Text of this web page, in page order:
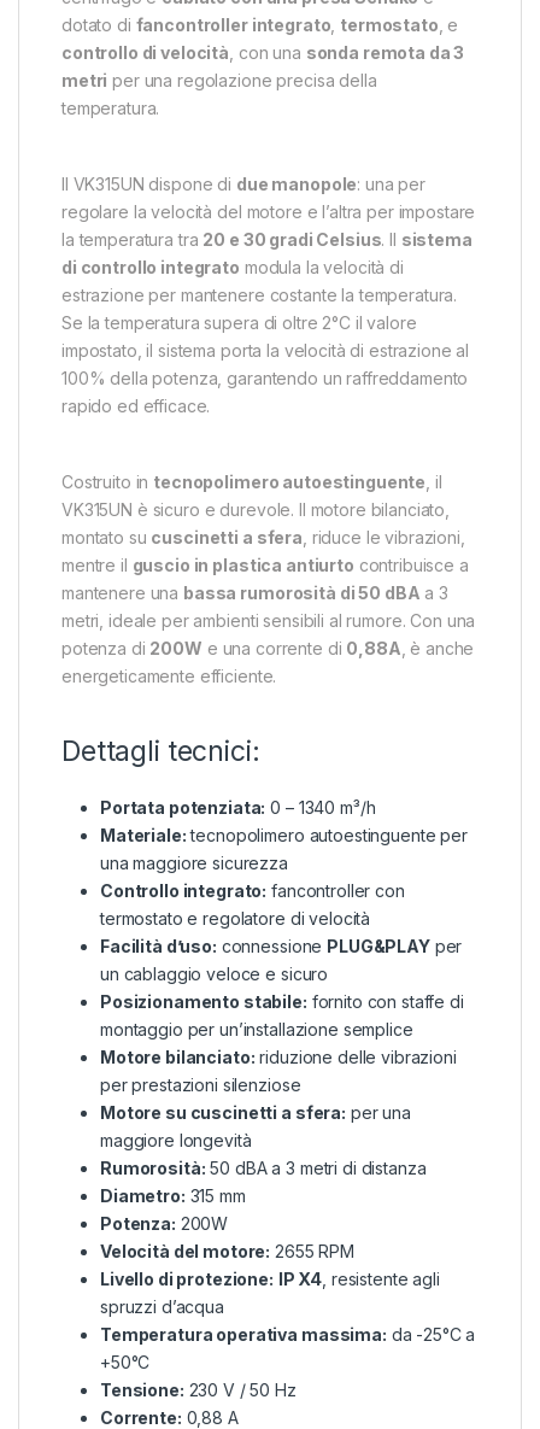
dotato di fancontroller integrato termostato , e
controllo di velocità , con una sonda remota da 3
metri per una regolazione precisa della
temperatura.
Il VK315UN dispone di due manopole: una per
regolare la velocità del motore e l’altra per impostare
la temperatura tra 20 e 30 gradi Celsius. Il sistema
di controllo integrato modula la velocità di
estrazione per mantenere costante la temperatura.
Se la temperatura supera di oltre 2°C il valore
impostato, il sistema porta la velocità di estrazione al
100% della potenza, garantendo un raffreddamento
rapido ed efficace.
Costruito in tecnopolimero autoestinguente , il
VK315UN è sicuro e durevole. Il motore bilanciato,
montato su cuscinetti a sfera , riduce le vibrazioni,
mentre il guscio in plastica antiurto contribuisce a
mantenere una bassa rumorosità di 50 dBA a 3
metri, ideale per ambienti sensibili al rumore. Con una
potenza di 200W e una corrente di 0,88A , è anche
energeticamente efficiente.
Dettagli tecnici:
Portata potenziata: 0 – 1340 m³/h
Materiale:tecnopolimero autoestinguente per
una maggiore sicurezza
Controllo integrato: fancontroller con
termostato e regolatore di velocità
Facilità d’uso: connessione PLUG&PLAYper
un cablaggio veloce e sicuro
Posizionamento stabile: fornito con staffe di
montaggio per un’installazione semplice
Motore bilanciato: riduzione delle vibrazioni
per prestazioni silenziose
Motore su cuscinetti a sfera: per una
maggiore longevità
Rumorosità: 50 dBA a 3 metri di distanza
Diametro: 315 mm
Potenza: 200W
Velocità del motore: 2655 RPM
Livello di protezione: IP X4 , resistente agli
spruzzi d’acqua
Temperatura operativa massima: da -25°C a
+50°C
Tensione: 230 V / 50 Hz
Corrente: 0,88 A